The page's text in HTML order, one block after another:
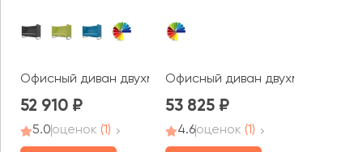
Офисный диван двухместный Бронкс / Bronks
52 910
5.0оценок (1)
Офисный диван двухместный
53 825
4.6оценок (1)